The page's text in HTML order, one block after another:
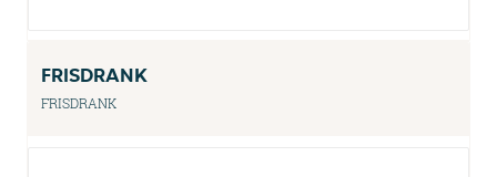
FRISDRANK
FRISDRANK